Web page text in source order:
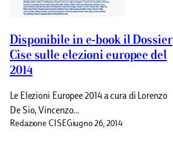
Disponibile in e-book il Dossier
Cise sulle elezioni europee del
2014
Le Elezioni Europee 2014 a cura di Lorenzo
De Sio, Vincenzo…
Redazione CISEGiugno 26, 2014